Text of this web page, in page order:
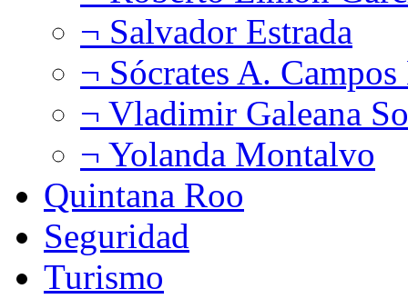
¬ Salvador Estrada
¬ Sócrates A.
¬ Vladimir Galeana
¬ Yolanda Montalvo
Quintana Roo
Seguridad
Turismo